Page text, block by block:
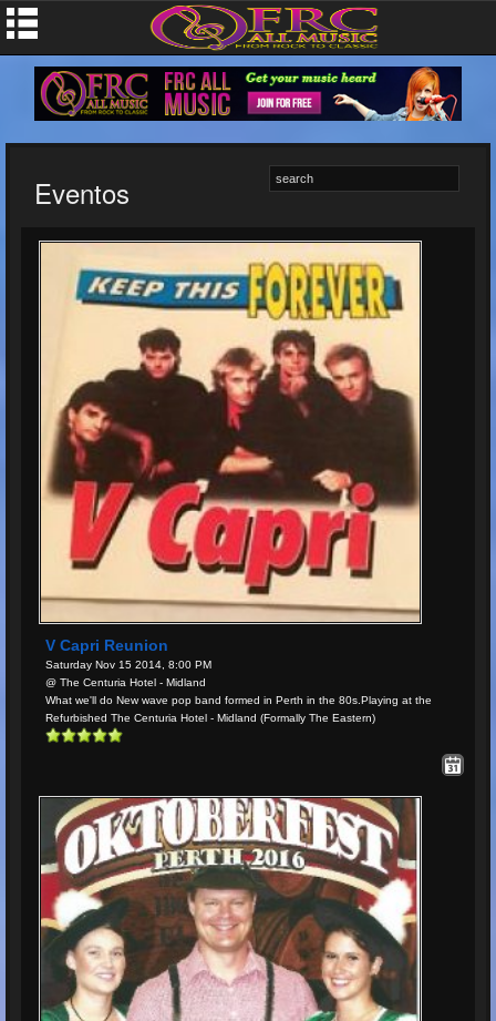
Eventos
V Capri Reunion
Saturday Nov 15 2014, 8:00 PM
@ The Centuria Hotel - Midland
What we'll do New wave pop band formed in Perth in the 80s.Playing at the
Refurbished The Centuria Hotel - Midland (Formally The Eastern)